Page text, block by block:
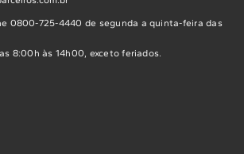
0800-725-4440 de segunda a quinta-feira das
8:00h às 14h00, exceto feriados.